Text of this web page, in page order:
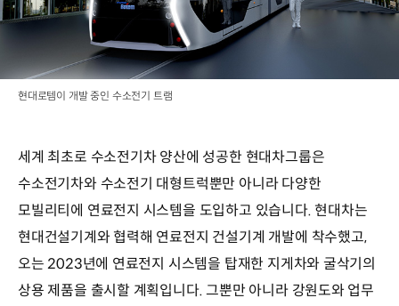
현대로템이 개발 중인 수소전기 트램
세계 최초로 수소전기차 양산에 성공한 현대차그룹은
수소전기차와 수소전기 대형트럭뿐만 아니라 다양한
모빌리티에 연료전지 시스템을 도입하고 있습니다. 현대차는
현대건설기계와 협력해 연료전지 건설기계 개발에 착수했고,
오는 2023년에 연료전지 시스템을 탑재한 지게차와 굴삭기의
상용 제품을 출시할 계획입니다. 그뿐만 아니라 강원도와 업무